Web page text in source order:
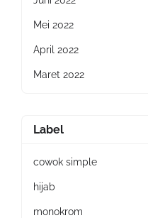
Mei 2022
April 2022
Maret 2022
Label
cowok simple
hijab
monokrom